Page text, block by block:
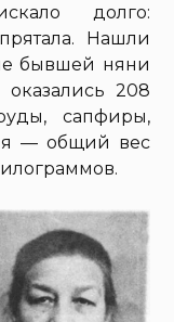
долго:
Нашли
бывшей няни
208
сапфиры,
— общий вес